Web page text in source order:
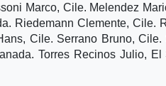
Marco, Cile. Melendez
Riedemann Clemente, Cile.
Cile. Serrano Bruno,
Torres Recinos Julio,